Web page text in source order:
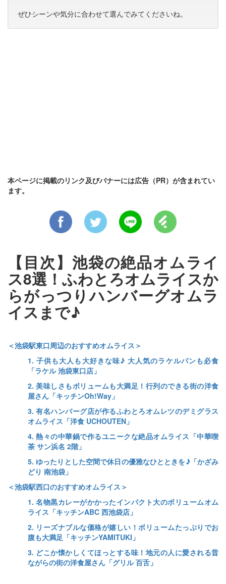
ぜひシーンや気分に合わせて選んでみてくださいね。
本ページに掲載のリンク及びバナーには広告（PR）が含まれてい
ます。
【目次】池袋の絶品オムライ
ス8選！ふわとろオムライスか
らがっつりハンバーグオムラ
イスまで♪
＜池袋駅東口周辺のおすすめオムライス＞
1. 子供も大人も大好きな味♪ 大人気のラケルパンも必食
「ラケル 池袋東口店」
2. 美味しさもボリュームも大満足！行列のできる街の洋食
屋さん「キッチンOh!Way」
3. 有名ハンバーグ店が作るふわとろオムレツのデミグラス
オムライス「洋食 UCHOUTEN」
4. 熱々の中華鍋で作るユニークな絶品オムライス「中華喫
茶 サン浜名 2階」
5. ゆったりとした空間で休日の優雅なひとときを♪「かざみ
どり 南池袋」
＜池袋駅西口のおすすめオムライス＞
1. 名物黒カレーがかかったインパクト大のボリュームオム
ライス「キッチンABC 西池袋店」
2. リーズナブルな価格が嬉しい！ボリュームたっぷりでお
腹も大満足「キッチンYAMITUKI」
3. どこか懐かしくてほっとする味！地元の人に愛される昔
ながらの街の洋食屋さん「グリル 百舌」